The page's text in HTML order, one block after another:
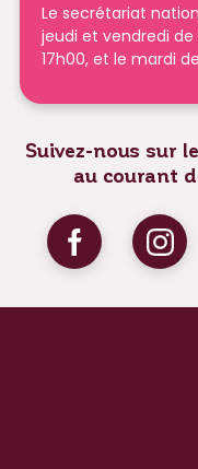
Le secrétariat
jeudi et vendredi de
17h00, et le mardi
Suivez-nous sur
au courant